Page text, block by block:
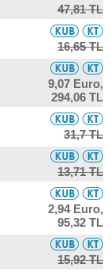
47,81 TL
16,65 TL
9,07 Euro,
294,06 TL
31,7 TL
13,71 TL
2,94 Euro,
95,32 TL
15,92 TL